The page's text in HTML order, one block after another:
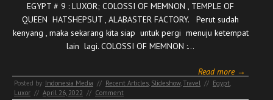
EGYPT # 9 : LUXOR; COLOSSI OF MEMNON , TEMPLE OF
QUEEN HATSHEPSUT , ALABASTER FACTORY. Perut sudah
kenyang , maka sekarang kita siap untuk pergi menuju ketempat
lain lagi. COLOSSI OF MEMNON :…
Read more →
Posted by: Indonesia Media // Recent Articles, Slideshow,Travel // Egypt,
Luxor // April 26, 2022 // Comment